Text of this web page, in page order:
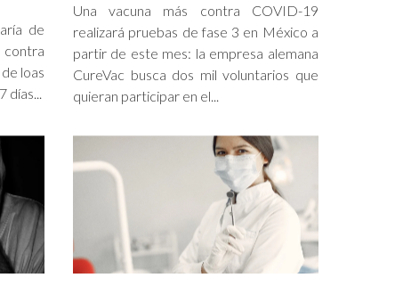
de
contra
loas
días...
Una vacuna más contra COVID-19
realizará pruebas de fase 3 en México a
partir de este mes: la empresa alemana
CureVac busca dos mil voluntarios que
quieran participar en el...